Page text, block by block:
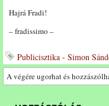
Hajrá Fradi!
– fradissimo –
Publicisztika - Simon
A végére ugorhat és